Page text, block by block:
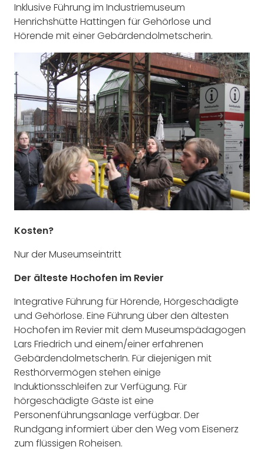
Inklusive Führung im Industriemuseum
Henrichshütte Hattingen für Gehörlose und
Hörende mit einer Gebärdendolmetscherin.
Kosten?
Nur der Museumseintritt
Der älteste Hochofen im Revier
Integrative Führung für Hörende, Hörgeschädigte
und Gehörlose. Eine Führung über den ältesten
Hochofen im Revier mit dem Museumspädagogen
Lars Friedrich und einem/einer erfahrenen
GebärdendolmetscherIn. Für diejenigen mit
Resthörvermögen stehen einige
Induktionsschleifen zur Verfügung. Für
hörgeschädigte Gäste ist eine
Personenführungsanlage verfügbar. Der
Rundgang informiert über den Weg vom Eisenerz
zum flüssigen Roheisen.